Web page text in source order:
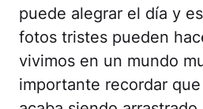
puede alegrar el día y
fotos tristes pueden
vivimos en un mundo
importante recordar